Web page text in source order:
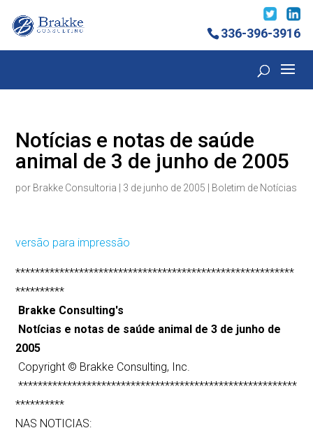
336-396-3916
Notícias e notas de saúde
animal de 3 de junho de 2005
por Brakke Consultoria 3 de junho de 2005 Boletim de Notícias
versão para impressão
*********************************************************
**********
Brakke Consulting's
Notícias e notas de saúde animal de 3 de junho de
2005
Copyright © Brakke Consulting, Inc.
*********************************************************
**********
NAS NOTICIAS: